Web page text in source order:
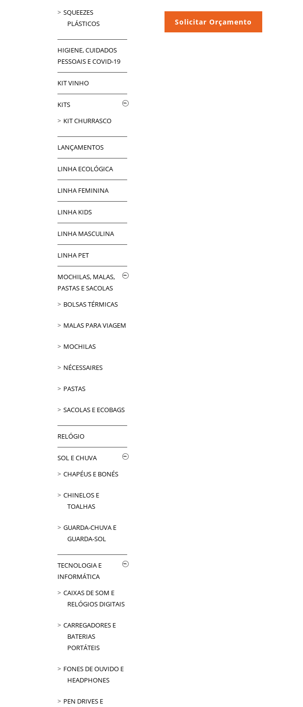
Solicitar Orçamento
SQUEEZES
PLÁSTICOS
HIGIENE, CUIDADOS
PESSOAIS E COVID-19
KIT VINHO
KITS
KIT CHURRASCO
LANÇAMENTOS
LINHA ECOLÓGICA
LINHA FEMININA
LINHA KIDS
LINHA MASCULINA
LINHA PET
MOCHILAS, MALAS,
PASTAS E SACOLAS
BOLSAS TÉRMICAS
MALAS PARA VIAGEM
MOCHILAS
NÉCESSAIRES
PASTAS
SACOLAS E ECOBAGS
RELÓGIO
SOL E CHUVA
CHAPÉUS E BONÉS
CHINELOS E
TOALHAS
GUARDA-CHUVA E
GUARDA-SOL
TECNOLOGIA E
INFORMÁTICA
CAIXAS DE SOM E
RELÓGIOS DIGITAIS
CARREGADORES E
BATERIAS
PORTÁTEIS
FONES DE OUVIDO E
HEADPHONES
PEN DRIVES E